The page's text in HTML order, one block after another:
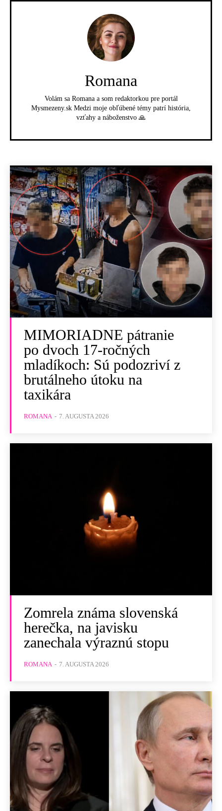
Romana
Volám sa Romana a som redaktorkou pre portál
Mysmezeny.sk Medzi moje obľúbené témy patrí história,
vzťahy a náboženstvo 🙏
MIMORIADNE pátranie
po dvoch 17-ročných
mladíkoch: Sú podozriví z
brutálneho útoku na
taxikára
ROMANA - 7. AUGUSTA 2026
Zomrela známa slovenská
herečka, na javisku
zanechala výraznú stopu
ROMANA - 7. AUGUSTA 2026